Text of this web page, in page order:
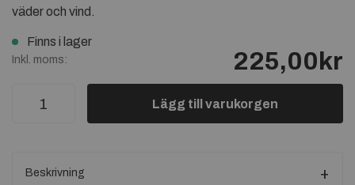
väder och vind.
Finns i lager
Inkl. moms: 225,00kr
Lägg till varukorgen
Beskrivning